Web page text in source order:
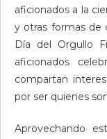
aficionados a la
y otras formas de
Día del Orgullo
aficionados
compartan
por ser quienes
Aprovechando